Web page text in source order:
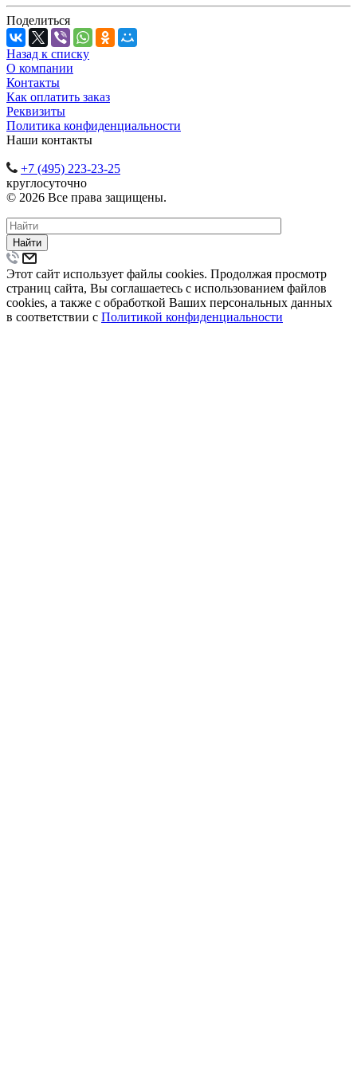
Поделиться
Назад к списку
О компании
Контакты
Как оплатить заказ
Реквизиты
Политика конфиденциальности
Наши контакты
+7 (495) 223-23-25
круглосуточно
© 2026 Все права защищены.
Найти
Этот сайт использует файлы cookies. Продолжая просмотр
страниц сайта, Вы соглашаетесь с использованием файлов
cookies, а также с обработкой Ваших персональных данных
в соответствии с Политикой конфиденциальности